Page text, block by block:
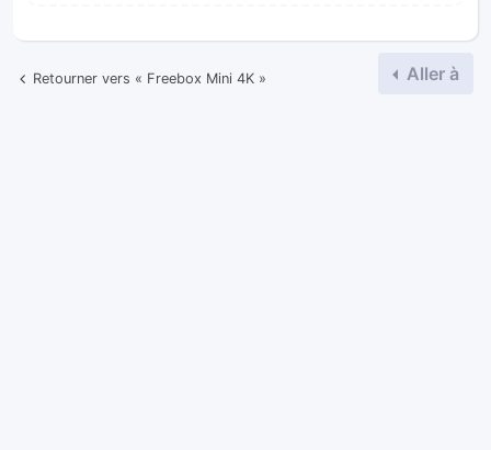
Retourner vers « Freebox Mini 4K » Aller à